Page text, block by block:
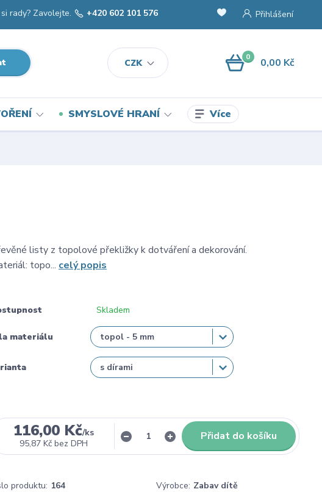
CZK
Přihlášení
rady? Zavolejte. +420 602 101 576
0 0,00 Kč
SMYSLOVÉ HRANÍ Více
listy z topolové překližky k dotváření a dekorování.
topo... celý popis
Skladem
materiálu
116,00 Kč/ks
95,87 Kč bez DPH
Přidat do košíku
produktu: 164 Výrobce: Zabav dítě